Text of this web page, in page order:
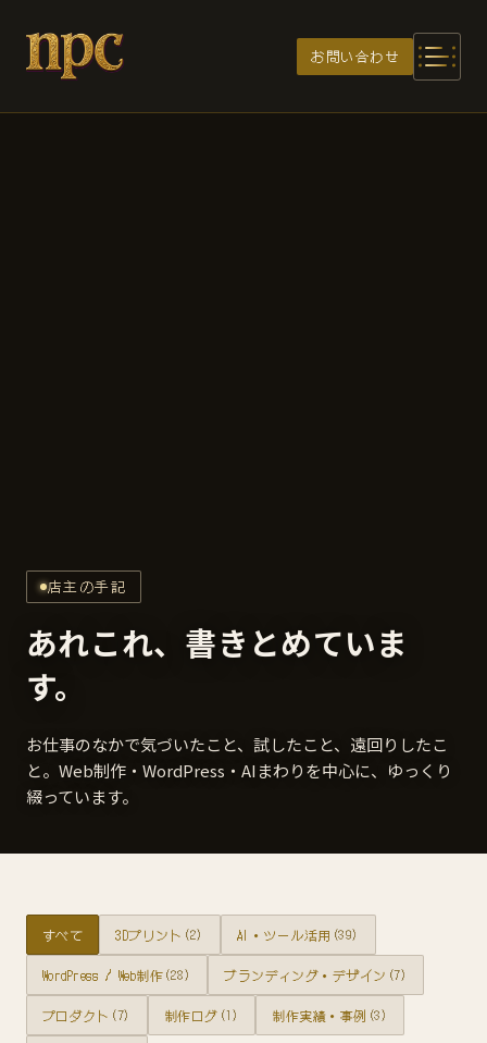
お問い合わせ
店主の手記
あれこれ、書きとめていま
す。
お仕事のなかで気づいたこと、試したこと、遠回りしたこ
と。Web制作・WordPress・AIまわりを中心に、ゆっくり
綴っています。
すべて 3Dプリント (2) AI・ツール活用 (39)
WordPress / Web制作(28) ブランディング・デザイン (7)
プロダクト (7) 制作ログ (1) 制作実績・事例 (3)